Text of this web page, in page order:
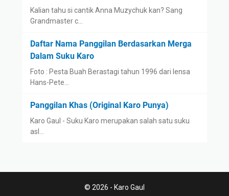
Kalian tahu si cantik Anna Muzychuk kan? Sang
Grandmaster c…
Daftar Nama Panggilan Berdasarkan Merga
Dalam Suku Karo
Foto : Pesta Buah Berastagi tahun 1996 dari lensa
Hans-Pete…
Panggilan Khas (Original Karo Punya)
Karo Gaul - Suku Karo merupakan salah satu suku
asl…
© 2026 - Karo Gaul